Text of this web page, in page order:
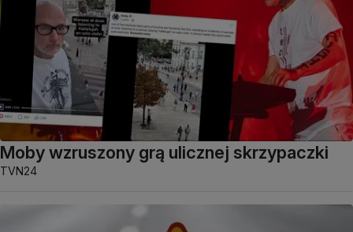
Moby wzruszony grą ulicznej skrzypaczki
TVN24